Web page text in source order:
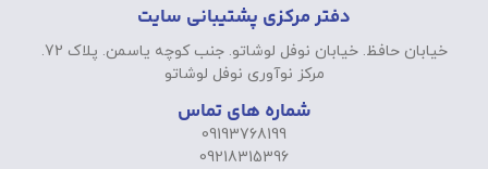
دفتر مرکزی پشتیبانی سایت
خیابان حافظ. خیابان نوفل لوشاتو. جنب کوچه یاسمن. پلاک 72.
مرکز نوآوری نوفل لوشاتو
شماره های تماس
09193768199
09218315396